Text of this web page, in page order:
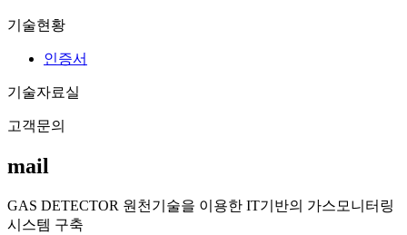
기술현황
인증서
기술자료실
고객문의
mail
GAS DETECTOR 원천기술을 이용한 IT기반의 가스모니터링
시스템 구축